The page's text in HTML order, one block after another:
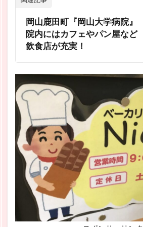
岡山鹿田町『岡山大学病院』
院内にはカフェやパン屋など
飲食店が充実！